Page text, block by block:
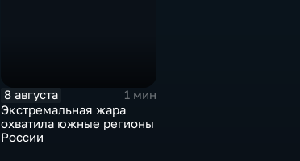
8 августа
1 мин
Экстремальная жара
охватила южные регионы
России